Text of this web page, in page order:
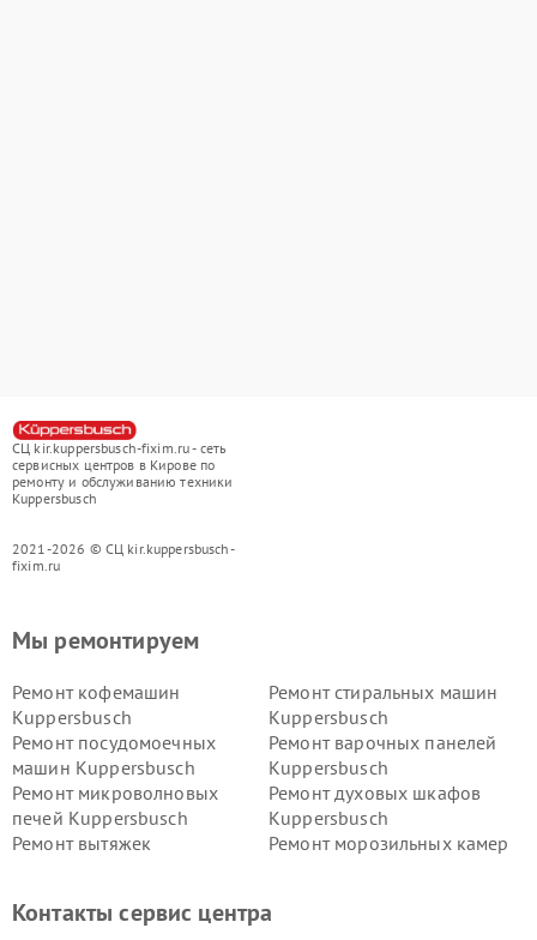
СЦ kir.kuppersbusch-fixim.ru - сеть
сервисных центров в Кирове по
ремонту и обслуживанию техники
Kuppersbusch
2021-2026 © СЦ kir.kuppersbusch-
fixim.ru
Мы ремонтируем
Ремонт кофемашин
Kuppersbusch
Ремонт стиральных машин
Kuppersbusch
Ремонт посудомоечных
машин Kuppersbusch
Ремонт варочных панелей
Kuppersbusch
Ремонт микроволновых
печей Kuppersbusch
Ремонт духовых шкафов
Kuppersbusch
Ремонт вытяжек
Ремонт морозильных камер
Kuppersbusch
вакуумных упаковщиков
Контакты сервис центра